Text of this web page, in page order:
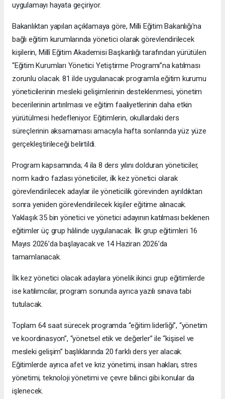
uygulamayı hayata geçiriyor.
Bakanlıktan yapılan açıklamaya göre, Milli Eğitim Bakanlığı'na
bağlı eğitim kurumlarında yönetici olarak görevlendirilecek
kişilerin, Millî Eğitim Akademisi Başkanlığı tarafından yürütülen
“Eğitim Kurumları Yönetici Yetiştirme Programı”na katılması
zorunlu olacak. 81 ilde uygulanacak programla eğitim kurumu
yöneticilerinin mesleki gelişimlerinin desteklenmesi, yönetim
becerilerinin artırılması ve eğitim faaliyetlerinin daha etkin
yürütülmesi hedefleniyor. Eğitimlerin, okullardaki ders
süreçlerinin aksamaması amacıyla hafta sonlarında yüz yüze
gerçekleştirileceği belirtildi.
Program kapsamında; 4 ila 8 ders yılını dolduran yöneticiler,
norm kadro fazlası yöneticiler, ilk kez yönetici olarak
görevlendirilecek adaylar ile yöneticilik görevinden ayrıldıktan
sonra yeniden görevlendirilecek kişiler eğitime alınacak.
Yaklaşık 35 bin yönetici ve yönetici adayının katılması beklenen
eğitimler üç grup hâlinde uygulanacak. İlk grup eğitimleri 16
Mayıs 2026’da başlayacak ve 14 Haziran 2026’da
tamamlanacak.
İlk kez yönetici olacak adaylara yönelik ikinci grup eğitimlerde
ise katılımcılar, program sonunda ayrıca yazılı sınava tabi
tutulacak.
Toplam 64 saat sürecek programda “eğitim liderliği”, “yönetim
ve koordinasyon”, “yönetsel etik ve değerler” ile “kişisel ve
mesleki gelişim” başlıklarında 20 farklı ders yer alacak.
Eğitimlerde ayrıca afet ve kriz yönetimi, insan hakları, stres
yönetimi, teknoloji yönetimi ve çevre bilinci gibi konular da
işlenecek.